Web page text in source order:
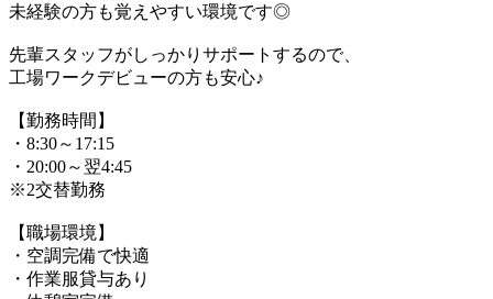
未経験の方も覚えやすい環境です◎
先輩スタッフがしっかりサポートするので、
工場ワークデビューの方も安心♪
【勤務時間】
・8:30～17:15
・20:00～翌4:45
※2交替勤務
【職場環境】
・空調完備で快適
・作業服貸与あり